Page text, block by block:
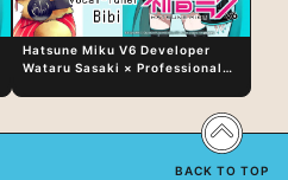
Hatsune Miku V6 Developer
Wataru Sasaki × Professional
Vocal Expression Lies in “Love
for the singing characters” and
BACK TO TOP